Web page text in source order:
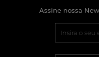
Assine nossa